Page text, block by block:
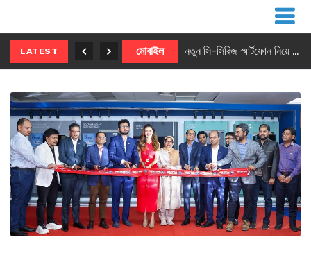
LATEST মোবাইল নতুন সি-সিরিজ স্মার্টফোন নিয়ে আসছে রিয়েলমি